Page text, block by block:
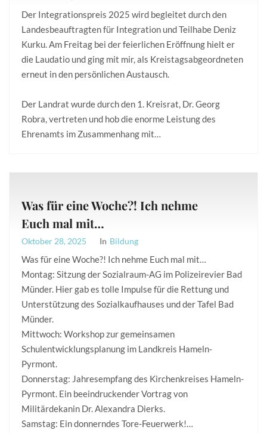
Der Integrationspreis 2025 wird begleitet durch den
Landesbeauftragten für Integration und Teilhabe Deniz
Kurku. Am Freitag bei der feierlichen Eröffnung hielt er
die Laudatio und ging mit mir, als Kreistagsabgeordneten
erneut in den persönlichen Austausch.
Der Landrat wurde durch den 1. Kreisrat, Dr. Georg
Robra, vertreten und hob die enorme Leistung des
Ehrenamts im Zusammenhang mit…
Was für eine Woche?! Ich nehme
Euch mal mit…
Oktober 28, 2025 In Bildung
Was für eine Woche?! Ich nehme Euch mal mit…
Montag: Sitzung der Sozialraum-AG im Polizeirevier Bad
Münder. Hier gab es tolle Impulse für die Rettung und
Unterstützung des Sozialkaufhauses und der Tafel Bad
Münder.
Mittwoch: Workshop zur gemeinsamen
Schulentwicklungsplanung im Landkreis Hameln-
Pyrmont.
Donnerstag: Jahresempfang des Kirchenkreises Hameln-
Pyrmont. Ein beeindruckender Vortrag von
Militärdekanin Dr. Alexandra Dierks.
Samstag: Ein donnerndes Tore-Feuerwerk!…